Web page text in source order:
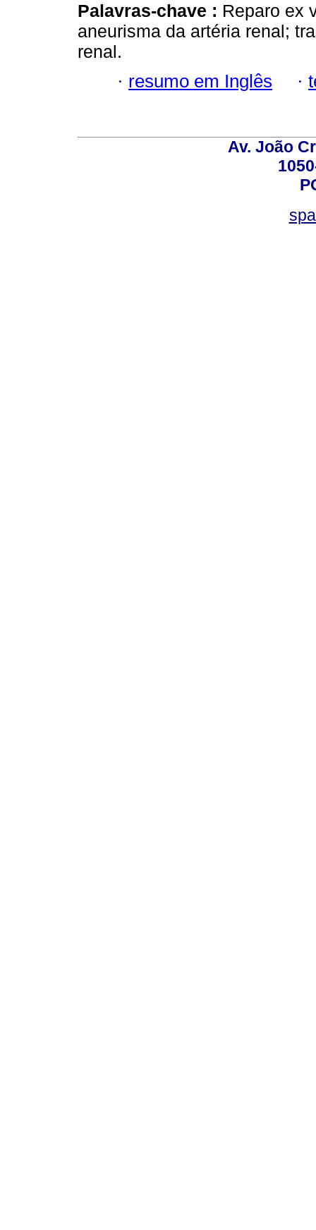
Palavras-chave : Reparo ex
aneurisma da artéria renal;
renal.
· resumo em Inglês ·
Av. João